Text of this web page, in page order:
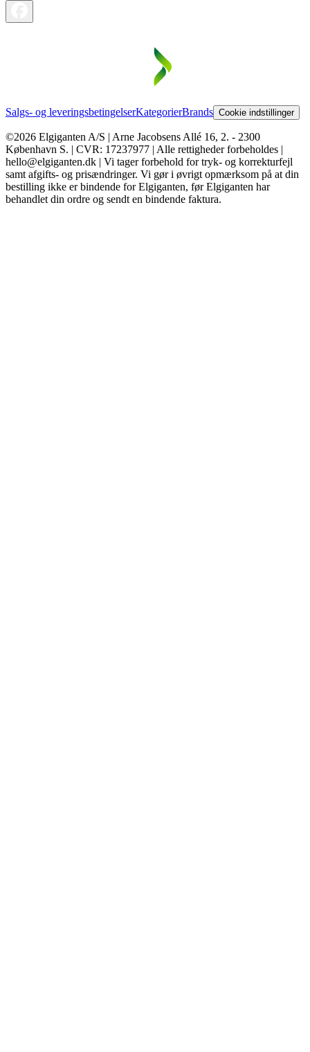
Salgs- og leveringsbetingelserKategorierBrands Cookie indstillinger
©2026 Elgiganten A/S | Arne Jacobsens Allé 16, 2. - 2300
København S. | CVR: 17237977 | Alle rettigheder forbeholdes |
hello@elgiganten.dk | Vi tager forbehold for tryk- og korrekturfejl
samt afgifts- og prisændringer. Vi gør i øvrigt opmærksom på at din
bestilling ikke er bindende for Elgiganten, før Elgiganten har
behandlet din ordre og sendt en bindende faktura.